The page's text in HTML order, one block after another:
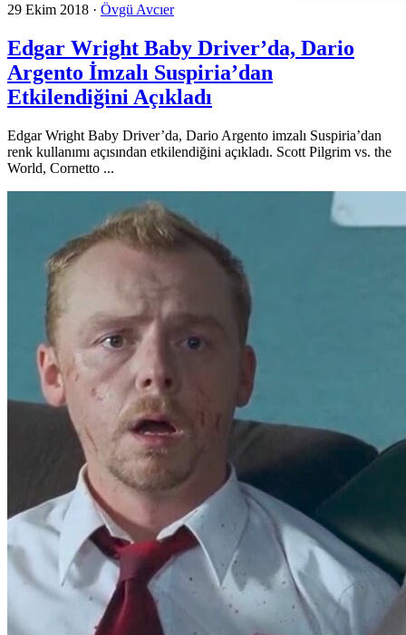
29 Ekim 2018 · Övgü Avcıer
Edgar Wright Baby Driver’da, Dario
Argento İmzalı Suspiria’dan
Etkilendiğini Açıkladı
Edgar Wright Baby Driver’da, Dario Argento imzalı Suspiria’dan
renk kullanımı açısından etkilendiğini açıkladı. Scott Pilgrim vs. the
World, Cornetto ...